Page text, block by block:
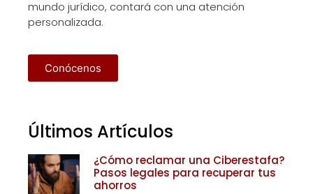
mundo jurídico, contará con una atención
personalizada.
Conócenos
Últimos Artículos
¿Cómo reclamar una Ciberestafa?
Pasos legales para recuperar tus
ahorros